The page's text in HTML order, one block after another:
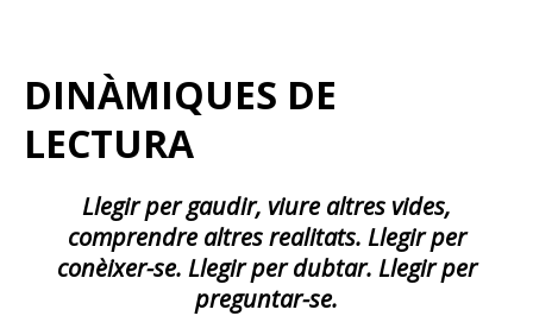
DINÀMIQUES DE
LECTURA
Llegir per gaudir, viure altres vides,
comprendre altres realitats. Llegir per
conèixer-se. Llegir per dubtar. Llegir per
preguntar-se.